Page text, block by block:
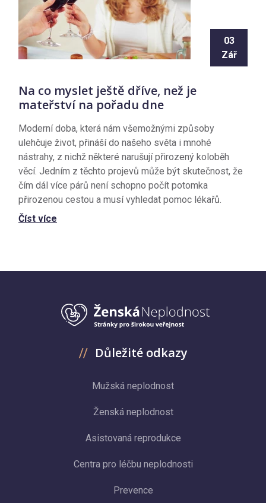
03
Zář
Na co myslet ještě dříve, než je
mateřství na pořadu dne
Moderní doba, která nám všemožnými způsoby
ulehčuje život, přináší do našeho světa i mnohé
nástrahy, z nichž některé narušují přirozený koloběh
věcí. Jedním z těchto projevů může být skutečnost, že
čím dál více párů není schopno počít potomka
přirozenou cestou a musí vyhledat pomoc lékařů.
Číst více
Důležité odkazy
Mužská neplodnost
Ženská neplodnost
Asistovaná reprodukce
Centra pro léčbu neplodnosti
Prevence